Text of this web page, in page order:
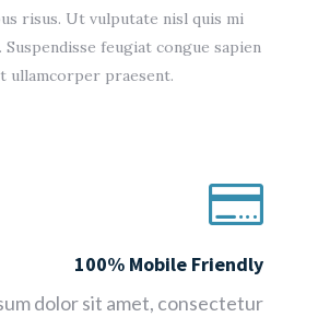
risus. Ut vulputate nisl quis mi
feugiat congue sapien
ullamcorper praesent.

100% Mobile Friendly
dolor sit amet, consectetur